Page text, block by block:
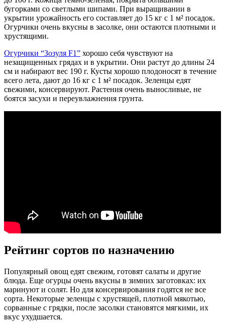
бугорками со светлыми шипами. При выращивании в
укрытии урожайность его составляет до 15 кг с 1 м² посадок.
Огурчики очень вкусны в засолке, они остаются плотными и
хрустящими.
Огурчики “Зозуля F1” хорошо себя чувствуют на
незащищенных грядах и в укрытии. Они растут до длины 24
см и набирают вес 190 г. Кусты хорошо плодоносят в течение
всего лета, дают до 16 кг с 1 м² посадок. Зеленцы едят
свежими, консервируют. Растения очень выносливые, не
боятся засухи и переувлажнения грунта.
Рейтинг сортов по назначению
Популярный овощ едят свежим, готовят салаты и другие
блюда. Еще огурцы очень вкусны в зимних заготовках: их
маринуют и солят. Но для консервирования годятся не все
сорта. Некоторые зеленцы с хрустящей, плотной мякотью,
сорванные с грядки, после засолки становятся мягкими, их
вкус ухудшается.